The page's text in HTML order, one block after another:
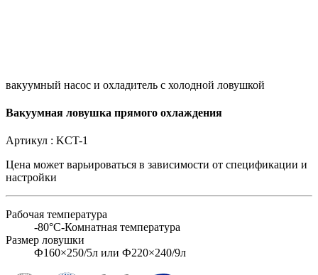
вакуумный насос и охладитель с холодной ловушкой
Вакуумная ловушка прямого охлаждения
Артикул : KCT-1
Цена может варьироваться в зависимости от спецификации и
настройки
Рабочая температура
-80°C-Комнатная температура
Размер ловушки
Ф160×250/5л или Ф220×240/9л